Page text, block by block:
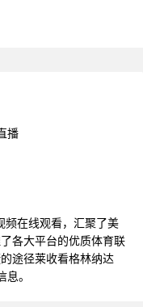
播
频在线观看，汇聚了美
各大平台的优质体育联
途径莱收看格林纳达
。